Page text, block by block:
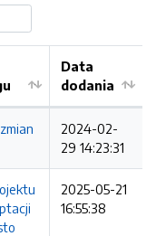
Data
dodania
2024-02-
29 14:23:31
2025-05-21
16:55:38